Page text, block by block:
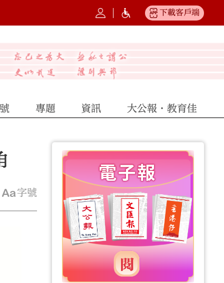
下載客戶端
專題 資訊 大公報·教育佳
字號